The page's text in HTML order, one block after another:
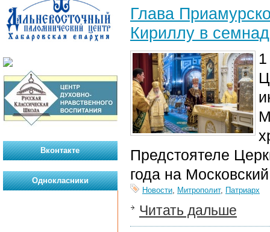
Глава
Кириллу в
Предстоятеле
года на
Новости, Митрополит, Патриарх
Читать дальше
Вконтакте
Однокласники